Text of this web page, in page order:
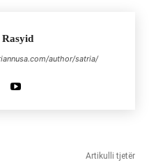
author/satria/
Artikulli tjetër